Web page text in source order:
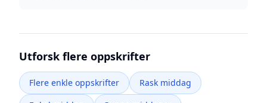
Utforsk flere oppskrifter
Flere enkle oppskrifter
Rask middag